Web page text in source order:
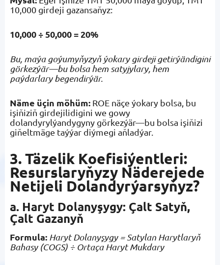
10,000 girdeji gazansaňyz:
10,000 ÷ 50,000 = 20%
Bu, maýa goýumyňyzyň ýokary girdeji getirýändigini
görkezýär—bu bolsa hem satyjylary, hem
paýdarlary begendirýär.
Näme üçin möhüm: ROE näçe ýokary bolsa, bu
işiňiziň girdejilidigini we gowy
dolandyrylýandygyny görkezýär—bu bolsa işiňizi
giňeltmäge taýýar diýmegi aňladýar.
3. Täzelik Koefisiýentleri:
Resurslaryňyzy Näderejede
Netijeli Dolandyrýarsyňyz?
a. Haryt Dolanyşygy: Çalt Satyň,
Çalt Gazanyň
Formula: Haryt Dolanyşygy = Satylan Harytlaryň
Bahasy (COGS) ÷ Ortaça Haryt Mukdary